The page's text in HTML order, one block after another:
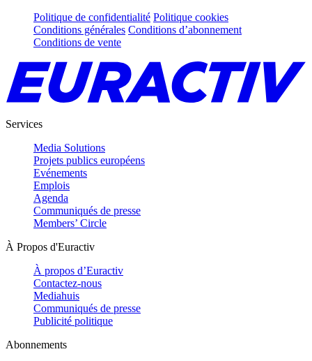
Politique de confidentialité Politique cookies
Conditions générales Conditions d’abonnement
Conditions de vente
Services
Media Solutions
Projets publics européens
Evénements
Emplois
Agenda
Communiqués de presse
Members’ Circle
À Propos d'Euractiv
À propos d’Euractiv
Contactez-nous
Mediahuis
Communiqués de presse
Publicité politique
Abonnements